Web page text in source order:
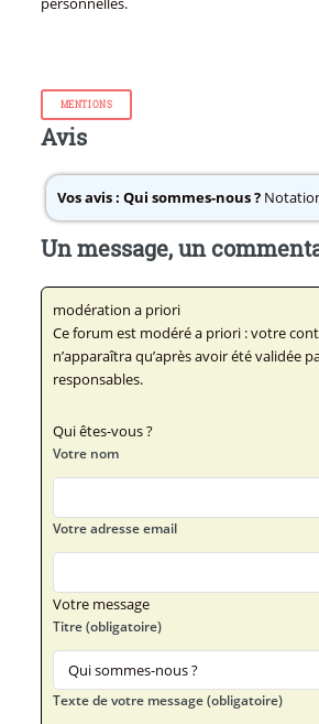
MENTIONS
Avis
Vos avis : Qui sommes-nous ?
Un message, un
modération a priori
Ce forum est modéré a priori : votre
n’apparaîtra qu’après avoir été validée
responsables.
Qui êtes-vous ?
Votre nom
Votre adresse email
Votre message
Titre (obligatoire)
Texte de votre message (obligatoire)